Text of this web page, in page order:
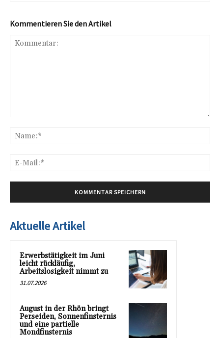
Kommentieren Sie den Artikel
Aktuelle Artikel
Erwerbstätigkeit im Juni
leicht rückläufig,
Arbeitslosigkeit nimmt zu
31.07.2026
August in der Rhön bringt
Perseiden, Sonnenfinsternis
und eine partielle
Mondfinsternis